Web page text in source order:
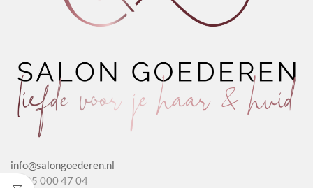
info@salongoederen.nl
T 085 000 47 04